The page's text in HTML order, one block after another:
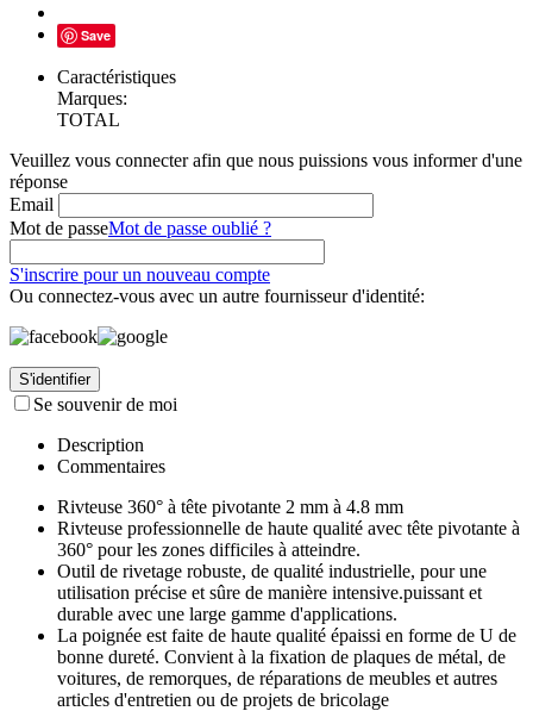
Save
Caractéristiques
Marques:
TOTAL
Veuillez vous connecter afin que nous puissions vous informer d'une
réponse
Email
Mot de passeMot de passe oublié ?
S'inscrire pour un nouveau compte
Ou connectez-vous avec un autre fournisseur d'identité:
S'identifier
Se souvenir de moi
Description
Commentaires
Rivteuse 360° à tête pivotante 2 mm à 4.8 mm
Rivteuse professionnelle de haute qualité avec tête pivotante à
360° pour les zones difficiles à atteindre.
Outil de rivetage robuste, de qualité industrielle, pour une
utilisation précise et sûre de manière intensive.puissant et
durable avec une large gamme d'applications.
La poignée est faite de haute qualité épaissi en forme de U de
bonne dureté. Convient à la fixation de plaques de métal, de
voitures, de remorques, de réparations de meubles et autres
articles d'entretien ou de projets de bricolage